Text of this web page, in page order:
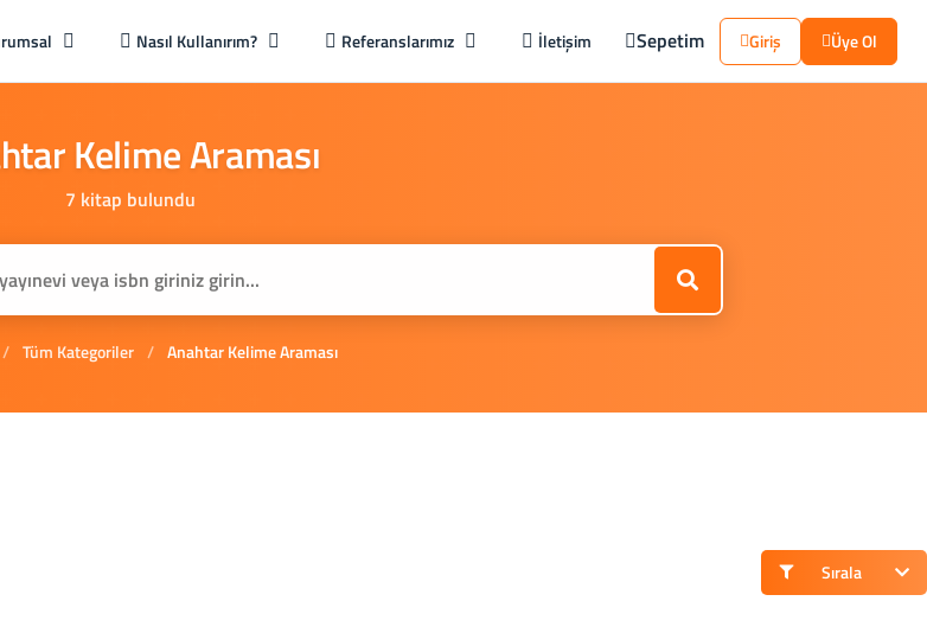
Nasıl Kullanırım? Referanslarımız İletişim Sepetim Giriş Üye Ol
KelimeAraması
7 kitap bulundu
/ Tüm Kategoriler / Anahtar Kelime Araması
Sırala